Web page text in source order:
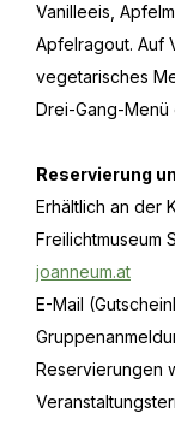
Vanilleeis,
Apfelragout. Auf
vegetarisches
Drei-Gang-
Reservierung
Erhältlich an der
Freilichtmuseum
joanneum.at
E-Mail
Reservierungen